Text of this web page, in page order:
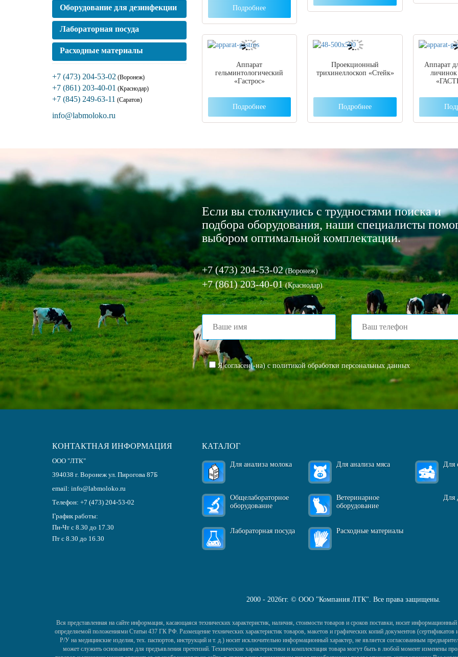
Подробнее
Аппарат
гельминтологический
«Гастрос»
Подробнее
Проекционный
трихинеллоскоп «Стейк»
Подробнее
Аппарат
Оборудование для дезинфекции
Лабораторная посуда
Расходные материалы
+7 (473) 204-53-02 (Воронеж)
+7 (861) 203-40-01 (Краснодар)
+7 (845) 249-63-11 (Саратов)
info@labmoloko.ru
Если вы столкнулись с трудностями поиска и
подбора оборудования, наши специалисты
выбором оптимальной комплектации.
+7 (473) 204-53-02(Воронеж)
+7 (861) 203-40-01(Краснодар)
Я согласен(-на) с политикой обработки персональных данных
КОНТАКТНАЯ ИНФОРМАЦИЯ
ООО "ЛТК"
394038 г. Воронеж ул. Пирогова 87Б
email: info@labmoloko.ru
Телефон: +7 (473) 204-53-02
График работы:
Пн-Чт с 8.30 до 17.30
Пт с 8.30 до 16.30
КАТАЛОГ
Для анализа молока Для анализа мяса Для
Общелабораторное
оборудование
Ветеринарное
оборудование
Для
Лабораторная посуда Расходные материалы
2000 - 2026гг. © ООО "Компания ЛТК". Все права защищены.
Вся представленная на сайте информация, касающаяся технических характеристик, наличия, стоимости товаров и сроков поставки, носит
определяемой положениями Статьи 437 ГК РФ. Размещение технических характеристик товаров, макетов и графических копий документов (сертификатов
Р/У на медицинские изделия, тех. паспортов, инструкций и т. д.) носит исключительно информационный характер, не является согласованным
может служить основанием для предъявления претензий. Технические характеристики и комплектация товара могут быть в любой момент изменены